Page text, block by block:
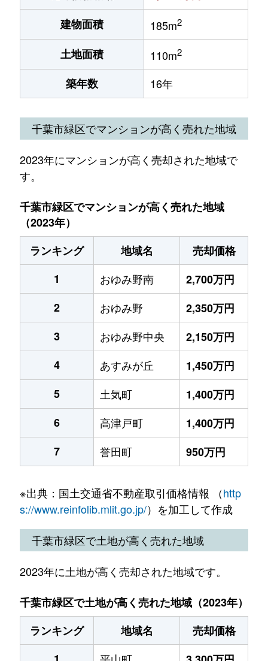
建物面積 185m2
土地面積 110m2
築年数 16年
千葉市緑区でマンションが高く売れた地域
2023年にマンションが高く売却された地域で
す。
千葉市緑区でマンションが高く売れた地域
（2023年）
ランキング
地域名
売却価格
1
おゆみ野南
2,700万円
2
おゆみ野
2,350万円
3
おゆみ野中央
2,150万円
4
あすみが丘
1,450万円
5
土気町
1,400万円
6
高津戸町
1,400万円
7
誉田町 950万円
※出典：国土交通省不動産取引価格情報 （http
s://www.reinfolib.mlit.go.jp/）を加工して作成
千葉市緑区で土地が高く売れた地域
2023年に土地が高く売却された地域です。
千葉市緑区で土地が高く売れた地域（2023年）
ランキング
地域名
売却価格